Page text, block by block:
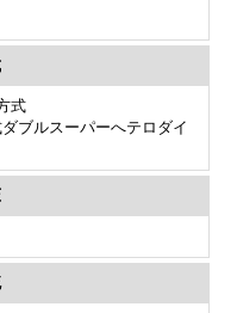
式
ブルスーパーへテロダイ